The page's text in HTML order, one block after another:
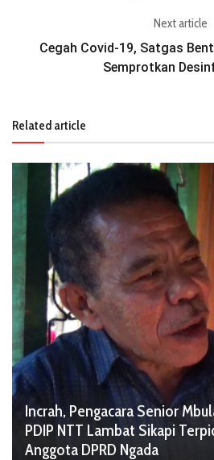
Next article
Cegah Covid-19, Satgas
Semprotkan
Related article
Incrah, Pengacara Senior
PDIP NTT Lambat Sikapi
Anggota DPRD Ngada